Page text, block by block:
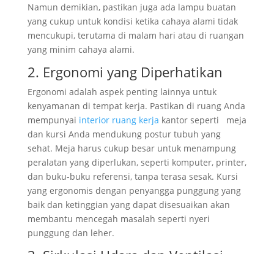
Namun demikian, pastikan juga ada lampu buatan
yang cukup untuk kondisi ketika cahaya alami tidak
mencukupi, terutama di malam hari atau di ruangan
yang minim cahaya alami.
2. Ergonomi yang Diperhatikan
Ergonomi adalah aspek penting lainnya untuk
kenyamanan di tempat kerja. Pastikan di ruang Anda
mempunyai interior ruang kerja kantor seperti meja
dan kursi Anda mendukung postur tubuh yang
sehat. Meja harus cukup besar untuk menampung
peralatan yang diperlukan, seperti komputer, printer,
dan buku-buku referensi, tanpa terasa sesak. Kursi
yang ergonomis dengan penyangga punggung yang
baik dan ketinggian yang dapat disesuaikan akan
membantu mencegah masalah seperti nyeri
punggung dan leher.